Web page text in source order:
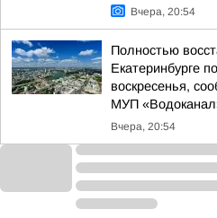
Вчера, 20:54
Полностью
Екатеринбурге
воскресенья,
МУП
Вчера, 20:54